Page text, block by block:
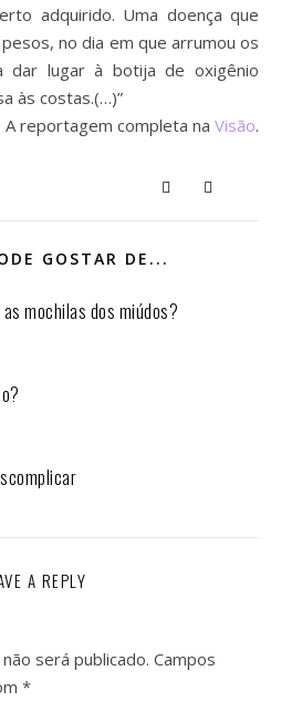
adquirido. Uma doença que
no dia em que arrumou os
dar lugar à botija de oxigênio
às costas.(…)”
A reportagem completa na Visão.
GOSTAR DE...
as mochilas dos miúdos?
A REPLY
será publicado. Campos
*